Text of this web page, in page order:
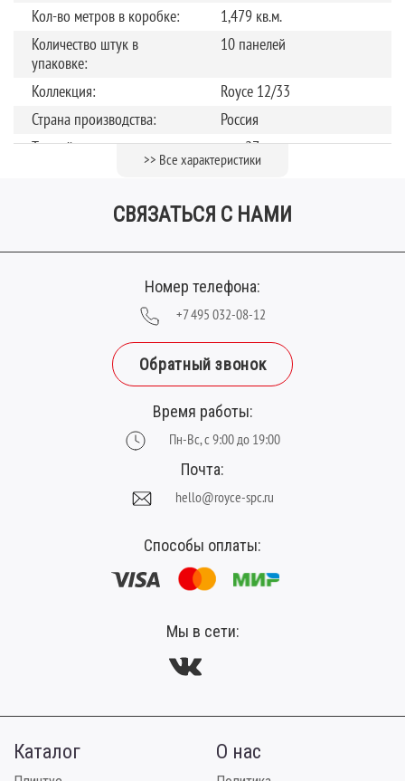
Кол-во метров в коробке:
1,479 кв.м.
Количество штук в
упаковке:
10 панелей
Коллекция:
Royce 12/33
Страна производства:
Россия
Теплый пол
до +27 градусов
12
>> Все характеристики
СВЯЗАТЬСЯ С НАМИ
Номер телефона:
+7 495 032-08-12
Обратный звонок
Время работы:
Пн-Вс, с 9:00 до 19:00
Почта:
hello@royce-spc.ru
Способы оплаты:
Мы в сети:
Каталог О нас